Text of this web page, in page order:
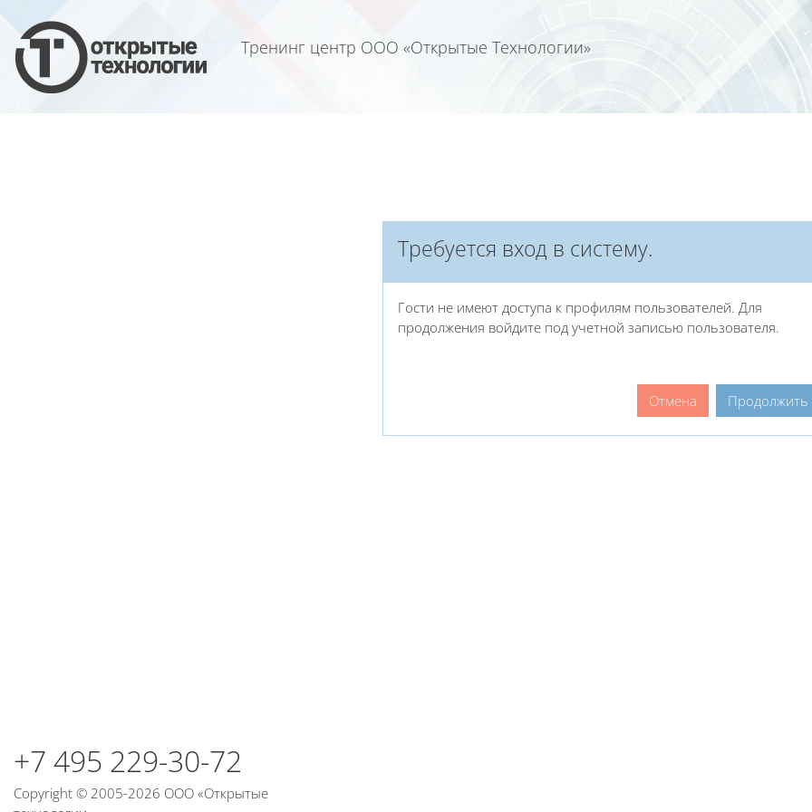
Тренинг центр ООО «Открытые Технологии»
Требуется вход в систему.
Гости не имеют доступа к профилям пользователей. Для
продолжения войдите под учетной записью пользователя.
Отмена Продолжить
+7 495 229-30-72
Copyright © 2005-2026 ООО «Открытые